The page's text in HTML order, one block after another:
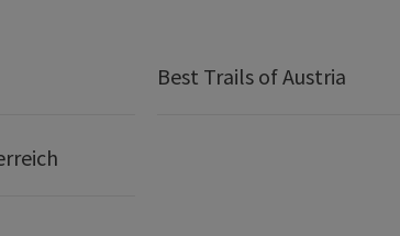
Best Trails of Austria